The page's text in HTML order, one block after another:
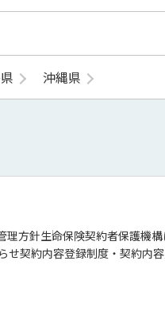
沖縄県
理方針生命保険契約者保護機
せ契約内容登録制度・契約内